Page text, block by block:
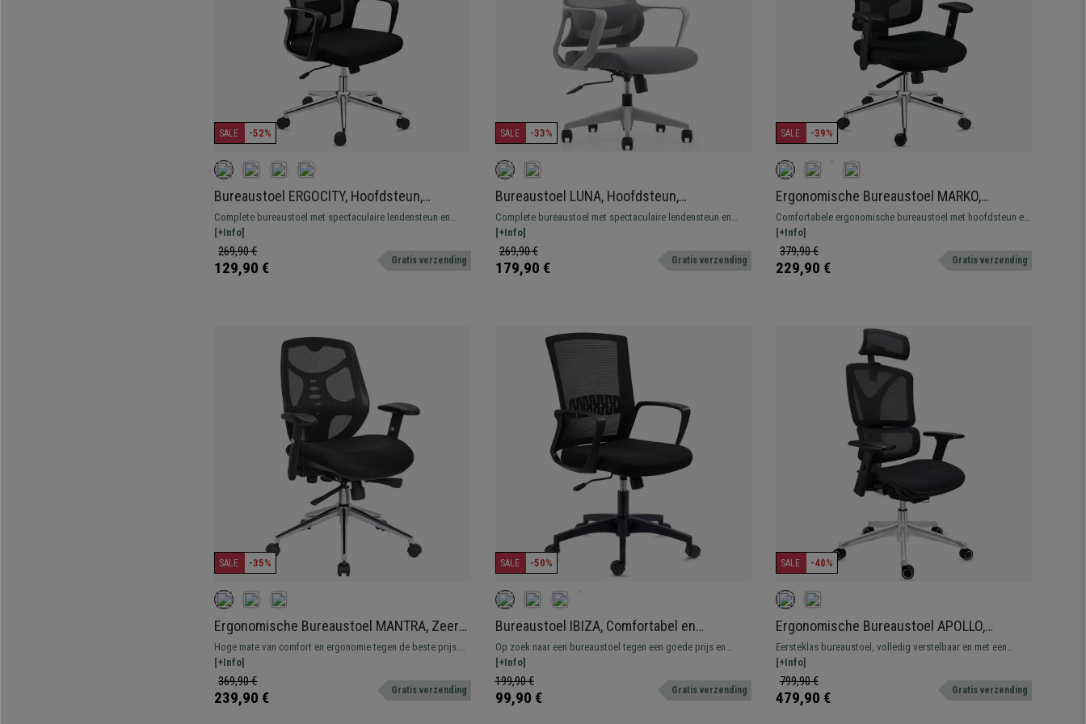
SALE -52%
Bureaustoel ERGOCITY, Hoofdsteun,
Lendensteun, Kantelende Rugleuning, Zwart
Complete bureaustoel met spectaculaire lendensteun en
hoofdsteun en zeer comfortabel. Robuust en resistent, met
een metalen onderstel.
[+Info]
269,90 €
129,90 € Gratis verzending
SALE -33%
Bureaustoel LUNA, Hoofdsteun,
Lendensteun, Kantelende Rugleuning, Grijs
Complete bureaustoel met spectaculaire lendensteun en
hoofdsteun en zeer comfortabel. Robuust en resistent, met
een metalen onderstel.
[+Info]
269,90 €
179,90 € Gratis verzending
SALE -39%
Ergonomische Bureaustoel MARKO,
Hoofdsteun, Lendensteun,
Synchroonmechanisme, Zwart
Comfortabele ergonomische bureaustoel met hoofdsteun en
lendensteun. Gemaakt van kwaliteitsmateriaal, met metalen
onderstel en ademende mesh stof.
[+Info]
379,90 €
229,90 € Gratis verzending
SALE -35%
Ergonomische Bureaustoel MANTRA, Zeer
Comfortabele Rugleuning, Verstelbare
Armleuningen, Gebruik 8 uur, Zwart
Hoge mate van comfort en ergonomie tegen de beste prijs.
Geschikt voor professioneel gebruik, met verstelbare
armleuningen en een snelle verzending!
[+Info]
369,90 €
239,90 € Gratis verzending
SALE -50%
Bureaustoel IBIZA, Comfortabel en
Resistent, Lendensteun,
Kantelmechanisme, Zwart
Op zoek naar een bureaustoel tegen een goede prijs en
zonder ergens op in te leveren? Dit model bevat een
lendensteun en is zeer comfortabel en robuust.
[+Info]
199,90 €
99,90 € Gratis verzending
SALE -40%
Ergonomische Bureaustoel APOLLO,
Ergonomisch Model, Verchroomd Metalen
Frame, Gebruik 8 uur, Zwarte Mesh stof
Eersteklas bureaustoel, volledig verstelbaar en met een
verchroomd metalen frame. Een van onze vlaggenschepen,
enkel bij Bureaustoelpro
[+Info]
799,90 €
479,90 € Gratis verzending